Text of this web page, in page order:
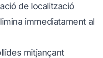
de localització
immediatament al
mitjançant